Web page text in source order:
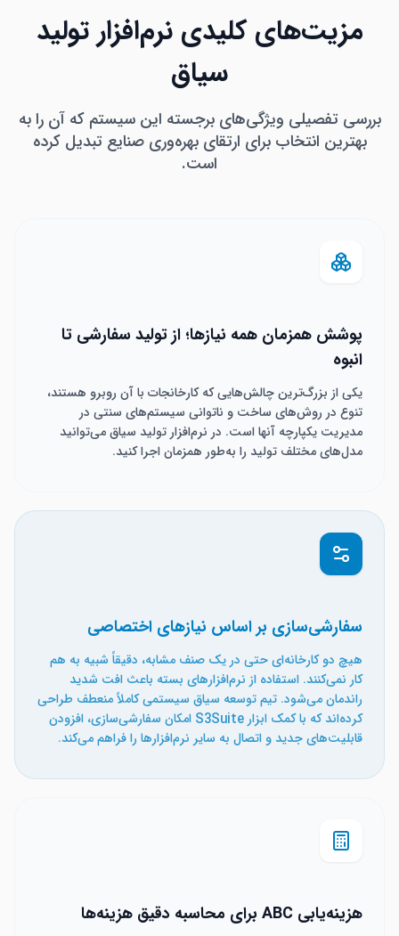
مزیت‌های کلیدی نرم‌افزار تولید
سیاق
بررسی تفصیلی ویژگی‌های برجسته این سیستم که آن را به
بهترین انتخاب برای ارتقای بهره‌وری صنایع تبدیل کرده
است.
پوشش همزمان همه نیازها؛ از تولید سفارشی تا
انبوه
یکی از بزرگ‌ترین چالش‌هایی که کارخانجات با آن روبرو هستند،
تنوع در روش‌های ساخت و ناتوانی سیستم‌های سنتی در
مدیریت یکپارچه آنها است. در نرم‌افزار تولید سیاق می‌توانید
مدل‌های مختلف تولید را به‌طور همزمان اجرا کنید.
سفارشی‌سازی بر اساس نیازهای اختصاصی
هیچ دو کارخانه‌ای حتی در یک صنف مشابه، دقیقاً شبیه به هم
کار نمی‌کنند. استفاده از نرم‌افزارهای بسته باعث افت شدید
راندمان می‌شود. تیم توسعه سیاق سیستمی کاملاً منعطف طراحی
کرده‌اند که با کمک ابزار S3Suite امکان سفارشی‌سازی، افزودن
قابلیت‌های جدید و اتصال به سایر نرم‌افزارها را فراهم می‌کند.
هزینه‌یابی ABC برای محاسبه دقیق هزینه‌ها